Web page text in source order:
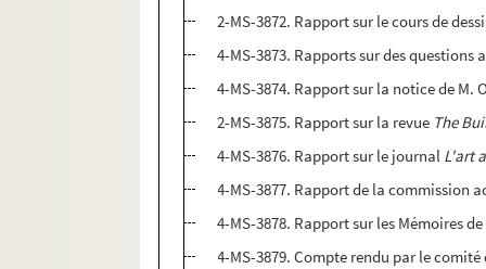
2-MS-3872. Rapport sur le cours de
4-MS-3873. Rapports sur des questions
4-MS-3874. Rapport sur la notice de M.
2-MS-3875. Rapport sur la revue The
4-MS-3876. Rapport sur le journal L'art
4-MS-3877. Rapport de la commission
4-MS-3878. Rapport sur les Mémoires
4-MS-3879. Compte rendu par le